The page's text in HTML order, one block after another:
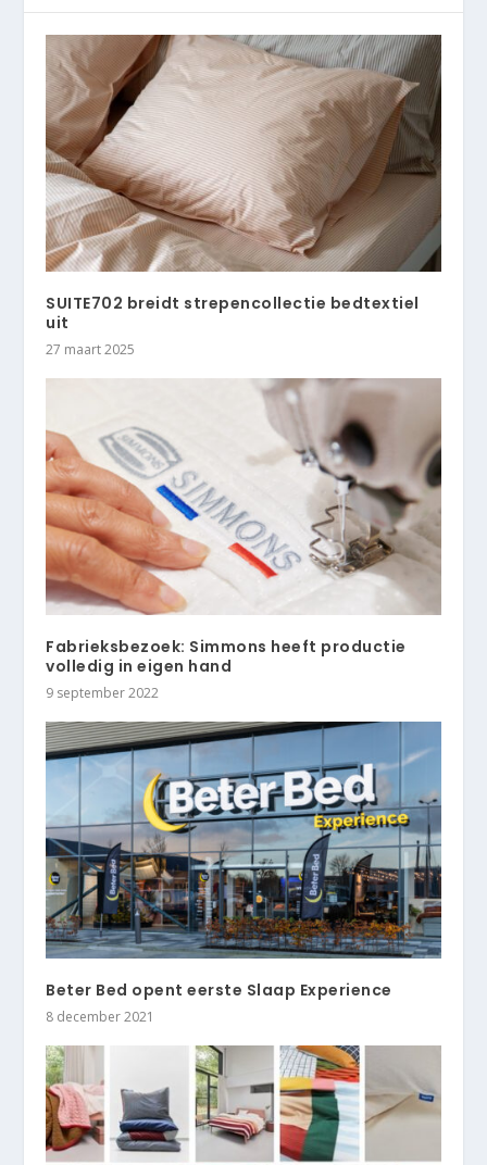
SUITE702 breidt strepencollectie bedtextiel
uit
27 maart 2025
Fabrieksbezoek: Simmons heeft productie
volledig in eigen hand
9 september 2022
Beter Bed opent eerste Slaap Experience
8 december 2021